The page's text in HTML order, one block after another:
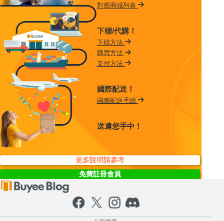
對應商城列表
下標/代購！
下標方法
購買方法
支付方法
國際配送！
國際配送手續
送達您手中！
更多說明請參考
免費註冊會員